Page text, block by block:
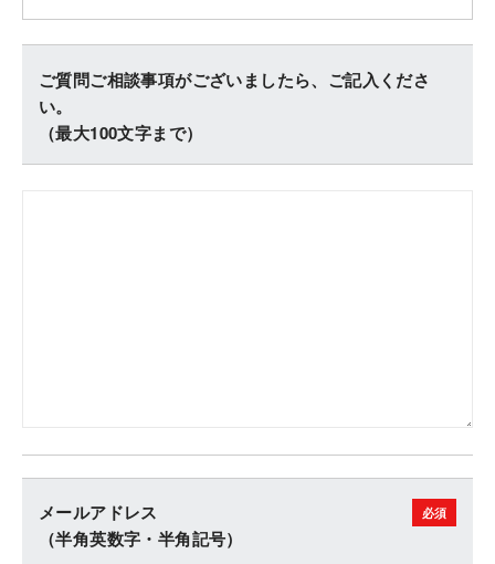
ご質問ご相談事項がございましたら、ご記入くださ
い。
（最大100文字まで）
メールアドレス
（半角英数字・半角記号）